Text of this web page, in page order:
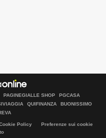
PAGINEGIALLE SHOP
PGCASA
QUIFINANZA
BUONISSIMO
Policy
Preferenze sui cookie